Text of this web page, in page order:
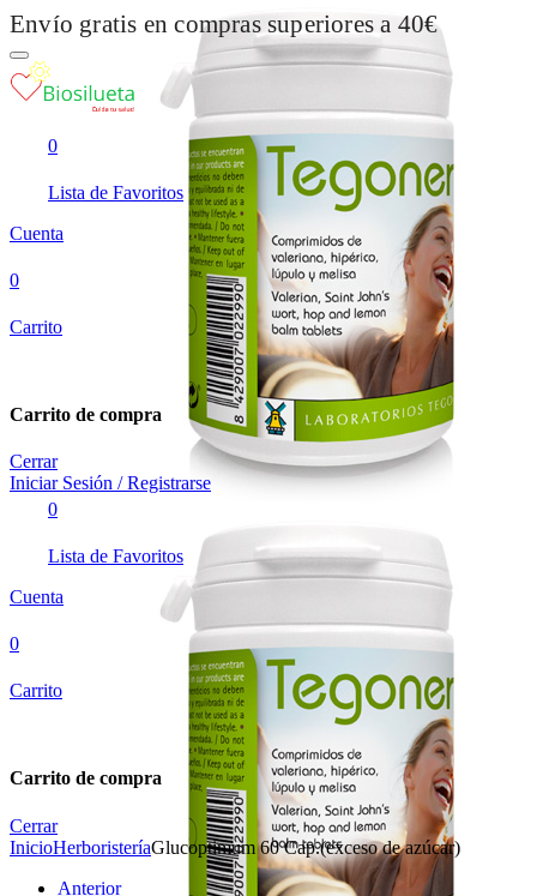
Envío gratis en compras superiores a 40€
0
Lista de Favoritos
Cuenta
0
Carrito
Carrito de compra
Cerrar
Iniciar Sesión / Registrarse
0
Lista de Favoritos
Cuenta
0
Carrito
Carrito de compra
Cerrar
InicioHerboristeríaGlucoptimum 60 Cap.(exceso de azúcar)
Anterior